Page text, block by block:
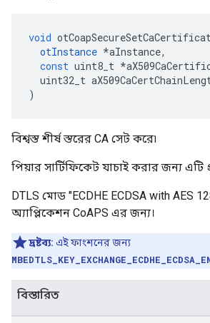
void
otInstance *aInstance,
const uint8_t *
uint32_t
)
বিশ্বস্ত শীর্ষ স্তরের CA সেট করে৷
পিয়ার সার্টিফিকেট যাচাই করার জন্য এটি
DTLS মোড "ECDHE ECDSA with AES
অ্যাপ্লিকেশন CoAPS এর জন্য।
দ্রষ্টব্য: এই ফাংশনের জন্য
বিস্তারিত